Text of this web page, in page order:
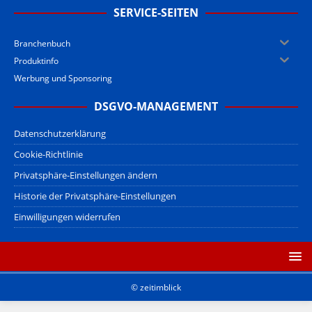
SERVICE-SEITEN
Branchenbuch
Produktinfo
Werbung und Sponsoring
DSGVO-MANAGEMENT
Datenschutzerklärung
Cookie-Richtlinie
Privatsphäre-Einstellungen ändern
Historie der Privatsphäre-Einstellungen
Einwilligungen widerrufen
© zeitimblick